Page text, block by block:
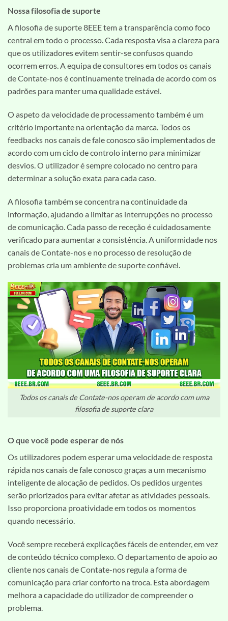
Nossa filosofia de suporte
A filosofia de suporte 8EEE tem a transparência como foco
central em todo o processo. Cada resposta visa a clareza para
que os utilizadores evitem sentir-se confusos quando
ocorrem erros. A equipa de consultores em todos os canais
de Contate-nos é continuamente treinada de acordo com os
padrões para manter uma qualidade estável.
O aspeto da velocidade de processamento também é um
critério importante na orientação da marca. Todos os
feedbacks nos canais de fale conosco são implementados de
acordo com um ciclo de controlo interno para minimizar
desvios. O utilizador é sempre colocado no centro para
determinar a solução exata para cada caso.
A filosofia também se concentra na continuidade da
informação, ajudando a limitar as interrupções no processo
de comunicação. Cada passo de receção é cuidadosamente
verificado para aumentar a consistência. A uniformidade nos
canais de Contate-nos e no processo de resolução de
problemas cria um ambiente de suporte confiável.
Todos os canais de Contate-nos operam de acordo com uma
filosofia de suporte clara
O que você pode esperar de nós
Os utilizadores podem esperar uma velocidade de resposta
rápida nos canais de fale conosco graças a um mecanismo
inteligente de alocação de pedidos. Os pedidos urgentes
serão priorizados para evitar afetar as atividades pessoais.
Isso proporciona proatividade em todos os momentos
quando necessário.
Você sempre receberá explicações fáceis de entender, em vez
de conteúdo técnico complexo. O departamento de apoio ao
cliente nos canais de Contate-nos regula a forma de
comunicação para criar conforto na troca. Esta abordagem
melhora a capacidade do utilizador de compreender o
problema.